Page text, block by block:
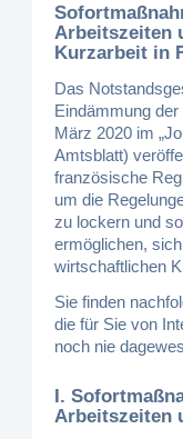
Arbeitszeiten
Kurzarbeit in
Das
Eindämmung
März 2020 im
Amtsblatt)
französische
um die
zu lockern und
ermöglichen,
wirtschaftlichen
Sie finden
die für Sie von
noch nie
I.
Arbeitszeiten